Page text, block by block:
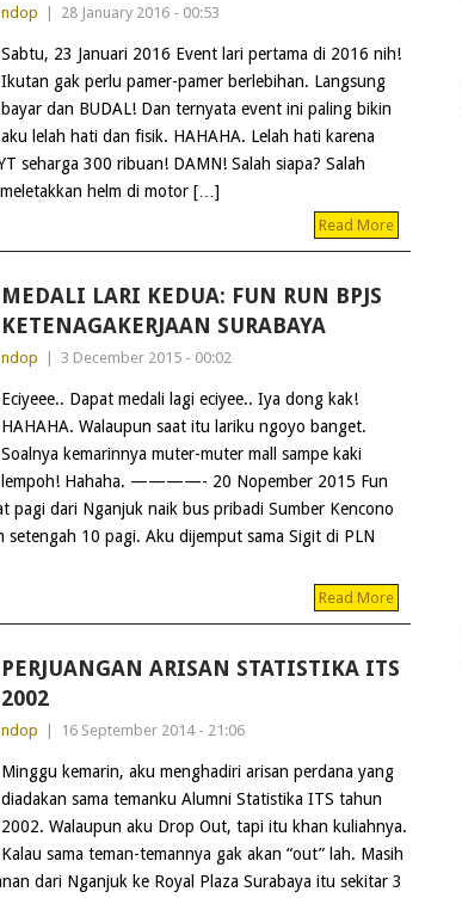
ndop 28 January 2016 - 00:53
Sabtu, 23 Januari 2016 Event lari pertama di 2016 nih!
Ikutan gak perlu pamer-pamer berlebihan. Langsung
bayar dan BUDAL! Dan ternyata event ini paling bikin
aku lelah hati dan fisik. HAHAHA. Lelah hati karena
seharga 300 ribuan! DAMN! Salah siapa? Salah
helm di motor […]
Read More
MEDALI LARI KEDUA: FUN RUN BPJS
KETENAGAKERJAAN SURABAYA
ndop 3 December 2015 - 00:02
Eciyeee.. Dapat medali lagi eciyee.. Iya dong kak!
HAHAHA. Walaupun saat itu lariku ngoyo banget.
Soalnya kemarinnya muter-muter mall sampe kaki
lempoh! Hahaha. ————- 20 Nopember 2015 Fun
pagi dari Nganjuk naik bus pribadi Sumber Kencono
setengah 10 pagi. Aku dijemput sama Sigit di PLN
Read More
PERJUANGAN ARISAN STATISTIKA ITS
2002
ndop 16 September 2014 - 21:06
Minggu kemarin, aku menghadiri arisan perdana yang
diadakan sama temanku Alumni Statistika ITS tahun
2002. Walaupun aku Drop Out, tapi itu khan kuliahnya.
Kalau sama teman-temannya gak akan “out” lah. Masih
dari Nganjuk ke Royal Plaza Surabaya itu sekitar 3